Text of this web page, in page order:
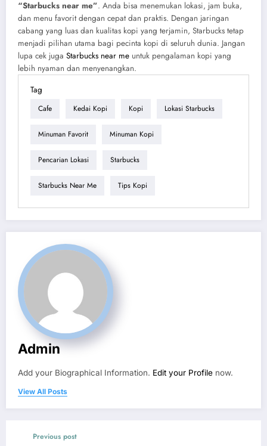
“Starbucks near me”. Anda bisa menemukan lokasi, jam buka,
dan menu favorit dengan cepat dan praktis. Dengan jaringan
cabang yang luas dan kualitas kopi yang terjamin, Starbucks tetap
menjadi pilihan utama bagi pecinta kopi di seluruh dunia. Jangan
lupa cek juga Starbucks near me untuk pengalaman kopi yang
lebih nyaman dan menyenangkan.
Tag
Cafe Kedai Kopi Kopi Lokasi Starbucks
Minuman Favorit Minuman Kopi
Pencarian Lokasi Starbucks
Starbucks Near Me Tips Kopi
Admin
Add your Biographical Information. Edit your Profile now.
View All Posts
Previous post